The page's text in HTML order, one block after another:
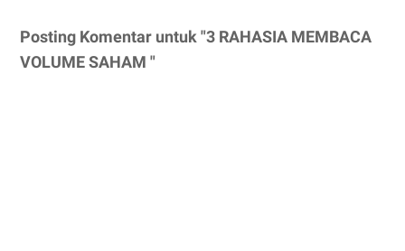
Posting Komentar untuk "3 RAHASIA MEMBACA
VOLUME SAHAM "